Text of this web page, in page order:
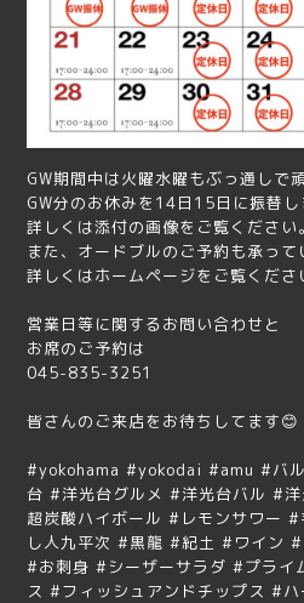
GW期間中は火曜水曜もぶっ通しで
GW分のお休みを14日15日に振替し
詳しくは添付の画像をご覧ください。
また、オードブルのご予約も承って
詳しくはホームページをご覧くださ
営業日等に関するお問い合わせと
お席のご予約は
045-835-3251
皆さんのご来店をお待ちしてます😊
#yokohama #yokodai #amu #バ
台 #洋光台グルメ #洋光台バル #
超炭酸ハイボール #レモンサワー
し人九平次 #黒龍 #紀土 #ワイン
#お刺身 #シーザーサラダ #プライ
ス #フィッシュアンドチップス #ハ